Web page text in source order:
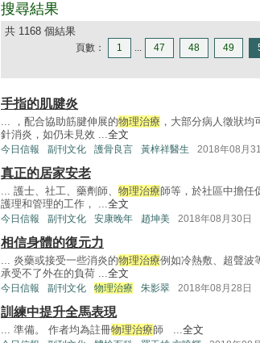
搜尋結果
共 1168 個結果
頁數： 1 ... 47 48 49
手指的肌腱炎
... ，配合協助筋腱伸展的物理治療 ，大部分病人徵狀
針消炎，如仍未見效 ...全文
今日信報 副刊文化 護骨良言 黃梓祥醫生 2018年08月
真正的居家安老
... 護士、社工、藥劑師、 物理治療師等，於社區中擔任
護理和管理的工作， ...全文
今日信報 副刊文化 安康晚年 趙坤美 2018年08月30日
相信身體的復元力
... 炎藥或接受一些消炎的物理治療例如冷熱敷、超聲波
承受不了外在的負荷 ...全文
今日信報 副刊文化 物理治療 朱影翠 2018年08月28日
訓練中提升全馬表現
... 準備。 作者均為註冊物理治療師 ...全文